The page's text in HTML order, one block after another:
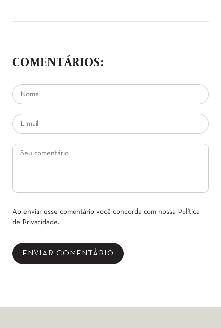
COMENTÁRIOS:
Ao enviar esse comentário você concorda com nossa Política
de Privacidade.